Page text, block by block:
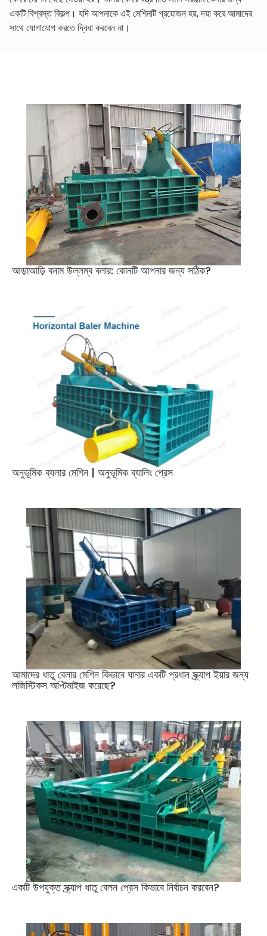
একটি বিশ্বস্ত বিকল্প। যদি আপনাকে এই মেশিনটি প্রয়োজন হয়, দয়া করে আমাদের
সাথে যোগাযোগ করতে দ্বিধা করবেন না।
আড়াআড়ি বনাম উল্লম্ব বলার: কোনটি আপনার জন্য সঠিক?
অনুভূমিক ব্যলার মেশিন | অনুভূমিক ব্যালিং প্রেস
আমাদের ধাতু বেলার মেশিন কিভাবে ঘানার একটি প্রধান স্ক্র্যাপ ইয়ার জন্য
লজিস্টিকস অপ্টিমাইজ করেছে?
একটি উপযুক্ত স্ক্র্যাপ ধাতু বেলন প্রেস কিভাবে নির্বাচন করবেন?